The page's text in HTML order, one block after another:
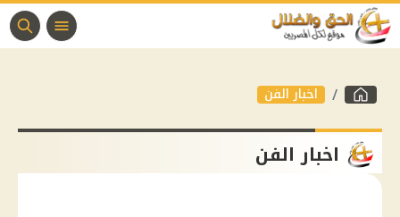
اخبار الفن
اخبار الفن